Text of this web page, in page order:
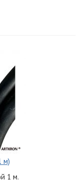
м)
1 м.